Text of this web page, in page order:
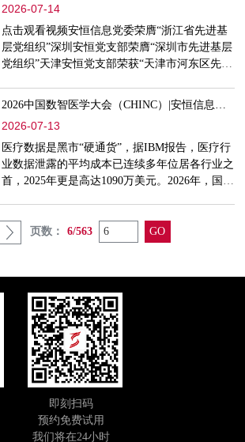
西湖论剑大会组委会秘书长段平霞与中国软件评
测中心副主任唐刚在数字中国峰会上正式启动第
九届征集活动。01我们想找的项目长这样：已经
落地，有实际效果技术或模
2026-07-14
点击观看视频安恒信息党委荣膺“浙江省先进基
层党组织”深圳安恒党支部荣膺“深圳市先进基层
党组织”天津安恒党支部荣获“天津市河东区先进
滨江区优秀党务工作者”芦健荣获“济南高新区优
秀共产党员”夏先宁荣获“成都高新区优秀共产党
员”王欣荣获“全国优秀共青团干部”......点击观看
视频全球首位AI选手“恒脑安全智能体”出战“天
府杯”，斩获漏洞防护赛前三两大方案入选工信
部
2026中国数智医学大会（CHINC）|安恒信息分享AI驱动医疗数据安全防护升维实践
2026-07-13
医疗数据是黑市“硬通货”，据IBM报告，医疗行
业数据泄露的平均成本已连续多年位居各行业之
首，2025年更是高达1090万美元。2026年，国家
五大保障、合规审计等刚性要求，医疗数据安全
正从系统安全中独立出来成为监管重心。近日，
安恒信息战略产品行销专家部总监姜翊杰受邀出
席“医疗数据安全合规实
页数： 6/563
即刻扫码
预约免费试用
我们将在24小时